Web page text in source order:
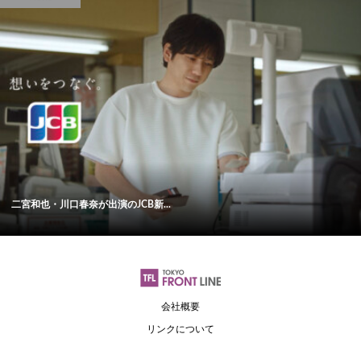
二宮和也・川口春奈が出演のJCB新...
会社概要
リンクについて